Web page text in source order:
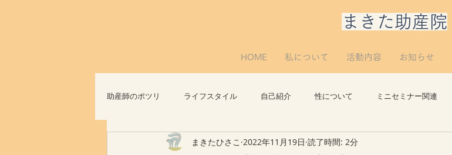
​まきた助産院
HOME 私について 活動内容 お知らせ
助産師のポツリ ライフスタイル 自己紹介 性について ミニセミナー関連
おっぱいについて 思い出 講義について
まきたひさこ 2022年11月19日 読了時間: 2分